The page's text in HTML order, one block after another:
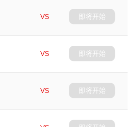
VS
即将开始
VS
即将开始
VS
即将开始